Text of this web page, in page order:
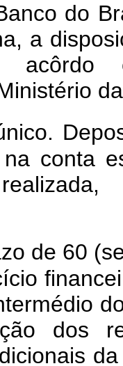
do
a
acôrdo
na conta
de 60
dos